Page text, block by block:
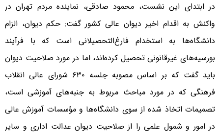
در ابتدای این نشست، محمود صادقی، نماینده مردم تهران در
واکنش به اقدام اخیر دیوان عالی کشور گفت: حکم دیوان، الزام
دانشگاه‌ها به استخدام فارغ‌التحصیلانی است که با فرآیند
بورسیه‌های غیرقانونی تحصیل کرده‌اند، اما در مورد صلاحیت دیوان
باید گفت که بر اساس مصوبه جلسه ۶۳۰ شورای عالی انقلاب
فرهنگی که در مورد مباحث مربوط به جنبه‌های آموزشی است،
تصمیمات اتخاذ شده از سوی دانشگاه‌ها و مؤسسات آموزش عالی
در امور و شمول علمی را از صلاحیت دیوان عدالت اداری و سایر